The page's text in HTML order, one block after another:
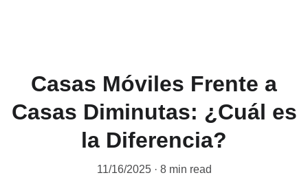
Casas Móviles Frente a
Casas Diminutas: ¿Cuál es
la Diferencia?
11/16/2025 8 min read